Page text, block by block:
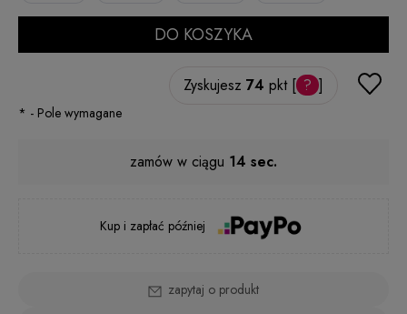
DO KOSZYKA
Zyskujesz 74 pkt [ ? ]
* - Pole wymagane
zamów w ciągu 13 sec.
Kup i zapłać później
zapytaj o produkt